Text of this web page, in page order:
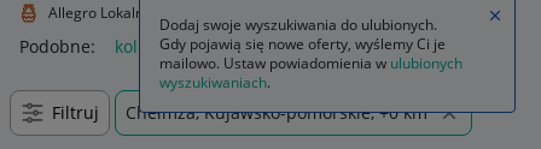
Allegro Lokalnie
Podobne: kolekcje i sztuka
Filtruj Chełmża, Kujawsko-pomorskie, +0 km
Dodaj swoje wyszukiwania do ulubionych.
Gdy pojawią się nowe oferty, wyślemy Ci je
mailowo. Ustaw powiadomienia w ulubionych
wyszukiwaniach.